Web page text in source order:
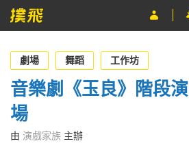
節目
主辦單位
關於撲飛
條款及細則
劇場 舞蹈 工作坊
音樂劇《玉良》階段
場
由 演戲家族 主辦